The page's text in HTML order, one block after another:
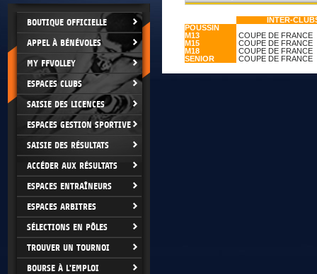
BOUTIQUE OFFICIELLE
APPEL À BÉNÉVOLES
MY FFVOLLEY
ESPACES CLUBS
SAISIE DES LICENCES
ESPACES GESTION SPORTIVE
SAISIE DES RÉSULTATS
ACCÉDER AUX RÉSULTATS
ESPACES ENTRAÎNEURS
ESPACES ARBITRES
SÉLECTIONS EN PÔLES
TROUVER UN TOURNOI
BOURSE À L'EMPLOI
INTER-
POUSSIN
M13
COUPE DE FRANCE
M15
COUPE DE FRANCE
M18
COUPE DE FRANCE
SENIOR
COUPE DE FRANCE